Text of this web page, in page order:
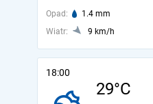
Opad: 1.4 mm
Wiatr:
9 km/h
18:00
29°C